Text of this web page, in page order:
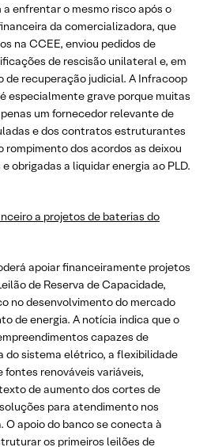
enfrentar o mesmo risco após o
da comercializadora, que
na CCEE, enviou pedidos de
de rescisão unilateral e, em
de recuperação judicial. A Infracoop
especialmente grave porque muitas
um fornecedor relevante de
e dos contratos estruturantes
rompimento dos acordos as deixou
obrigadas a liquidar energia ao PLD.
a projetos de baterias do
apoiar financeiramente projetos
de Reserva de Capacidade,
no desenvolvimento do mercado
de energia. A notícia indica que o
capazes de
do sistema elétrico, a flexibilidade
renováveis variáveis,
de aumento dos cortes de
para atendimento nos
O apoio do banco se conecta à
os primeiros leilões de